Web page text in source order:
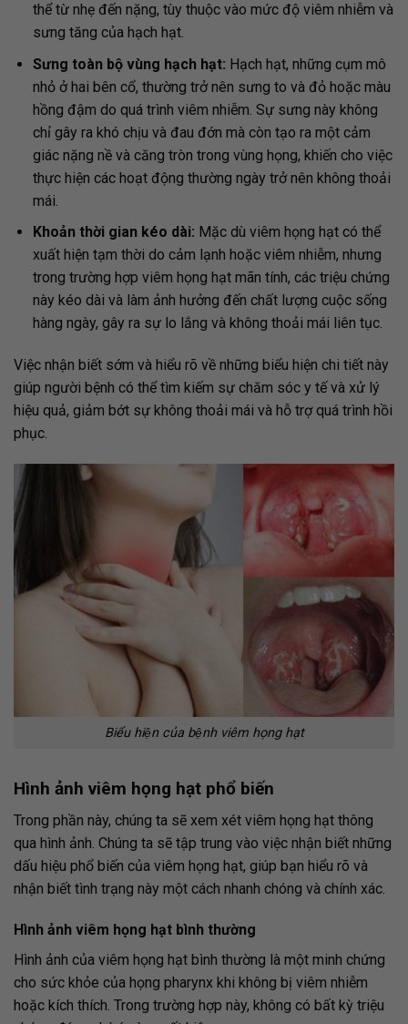
thể từ nhẹ đến nặng, tùy thuộc vào mức độ viêm nhiễm và
sưng tăng của hạch hạt.
Sưng toàn bộ vùng hạch hạt: Hạch hạt, những cụm mô
nhỏ ở hai bên cổ, thường trở nên sưng to và đỏ hoặc màu
hồng đậm do quá trình viêm nhiễm. Sự sưng này không
chỉ gây ra khó chịu và đau đớn mà còn tạo ra một cảm
giác nặng nề và căng tròn trong vùng họng, khiến cho việc
thực hiện các hoạt động thường ngày trở nên không thoải
mái.
Khoản thời gian kéo dài: Mặc dù viêm họng hạt có thể
xuất hiện tạm thời do cảm lạnh hoặc viêm nhiễm, nhưng
trong trường hợp viêm họng hạt mãn tính, các triệu chứng
này kéo dài và làm ảnh hưởng đến chất lượng cuộc sống
hàng ngày, gây ra sự lo lắng và không thoải mái liên tục.
Việc nhận biết sớm và hiểu rõ về những biểu hiện chi tiết này
giúp người bệnh có thể tìm kiếm sự chăm sóc y tế và xử lý
hiệu quả, giảm bớt sự không thoải mái và hỗ trợ quá trình hồi
phục.
Biểu hiện của bệnh viêm họng hạt
Hình ảnh viêm họng hạt phổ biến
Trong phần này, chúng ta sẽ xem xét viêm họng hạt thông
qua hình ảnh. Chúng ta sẽ tập trung vào việc nhận biết những
dấu hiệu phổ biến của viêm họng hạt, giúp bạn hiểu rõ và
nhận biết tình trạng này một cách nhanh chóng và chính xác.
Hình ảnh viêm họng hạt bình thường
Hình ảnh của viêm họng hạt bình thường là một minh chứng
cho sức khỏe của họng pharynx khi không bị viêm nhiễm
hoặc kích thích. Trong trường hợp này, không có bất kỳ triệu